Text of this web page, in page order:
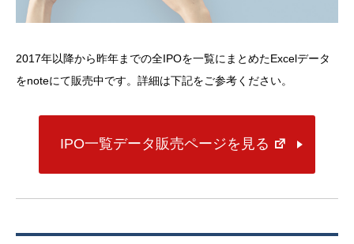
2017年以降から昨年までの全IPOを一覧にまとめたExcelデータ
をnoteにて販売中です。詳細は下記をご参考ください。
IPO一覧データ販売ページを見る